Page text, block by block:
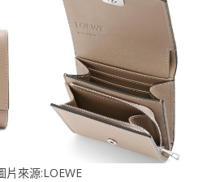
片來源:LOEWE